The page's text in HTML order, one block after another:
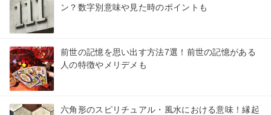
ン？数字別意味や見た時のポイントも
前世の記憶を思い出す方法7選！前世の記憶がある
人の特徴やメリデメも
六角形のスピリチュアル・風水における意味！縁起